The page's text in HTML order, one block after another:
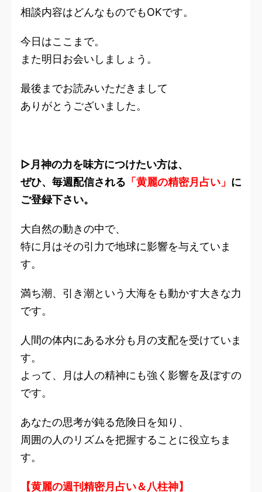
相談内容はどんなものでもOKです。
今日はここまで。
また明日お会いしましょう。
最後までお読みいただきまして
ありがとうございました。
▷月神の力を味方につけたい方は、
ぜひ、毎週配信される 「黄麗の精密月占い」 に
ご登録下さい。
大自然の動きの中で、
特に月はその引力で地球に影響を与えていま
す。
満ち潮、引き潮という大海をも動かす大きな力
です。
人間の体内にある水分も月の支配を受けていま
す。
よって、月は人の精神にも強く影響を及ぼすの
です。
あなたの思考が鈍る危険日を知り、
周囲の人のリズムを把握することに役立ちま
す。
【黄麗の週刊精密月占い＆八柱神】